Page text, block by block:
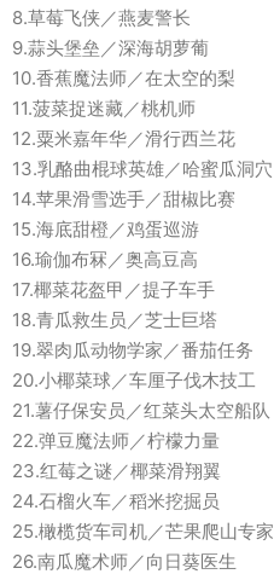
8.草莓飞侠／燕麦警长
9.蒜头堡垒／深海胡萝葡
10.香蕉魔法师／在太空的梨
11.菠菜捉迷藏／桃机师
12.粟米嘉年华／滑行西兰花
13.乳酪曲棍球英雄／哈蜜瓜洞穴
14.苹果滑雪选手／甜椒比赛
15.海底甜橙／鸡蛋巡游
16.瑜伽布冧／奥高豆高
17.椰菜花盔甲／提子车手
18.青瓜救生员／芝士巨塔
19.翠肉瓜动物学家／番茄任务
20.小椰菜球／车厘子伐木技工
21.薯仔保安员／红菜头太空船队
22.弹豆魔法师／柠檬力量
23.红莓之谜／椰菜滑翔翼
24.石榴火车／稻米挖掘员
25.橄榄货车司机／芒果爬山专家
26.南瓜魔术师／向日葵医生